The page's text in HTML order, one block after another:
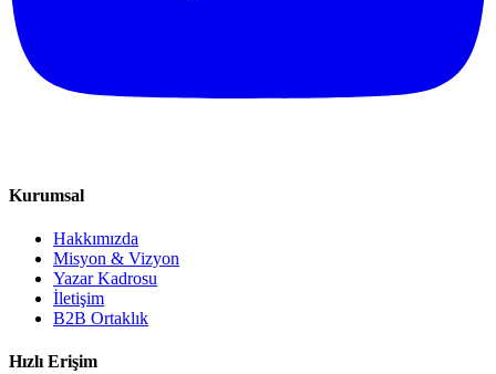
Kurumsal
Hakkımızda
Misyon & Vizyon
Yazar Kadrosu
İletişim
B2B Ortaklık
Hızlı Erişim